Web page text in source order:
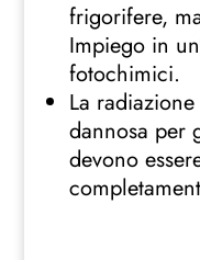
frigorifere,
Impiego in
fotochimici.
La
dannosa per
devono